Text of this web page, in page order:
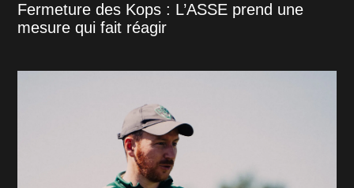
Fermeture des Kops : L’ASSE prend une
mesure qui fait réagir